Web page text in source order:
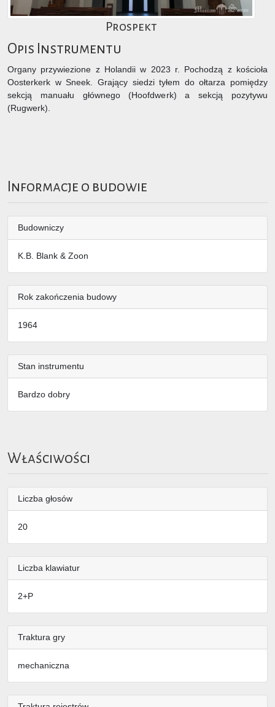
Prospekt
Opis Instrumentu
Organy przywiezione z Holandii w 2023 r. Pochodzą z kościoła
Oosterkerk w Sneek. Grający siedzi tyłem do ołtarza pomiędzy
sekcją manuału głównego (Hoofdwerk) a sekcją pozytywu
(Rugwerk).
Informacje o budowie
Budowniczy
K.B. Blank & Zoon
Rok zakończenia budowy
1964
Stan instrumentu
Bardzo dobry
Właściwości
Liczba głosów
20
Liczba klawiatur
2+P
Traktura gry
mechaniczna